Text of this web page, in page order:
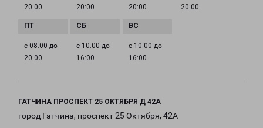
20:00
20:00
20:00
20:00
с 08:00 до
20:00
с 10:00 до
16:00
с 10:00 до
16:00
ГАТЧИНА ПРОСПЕКТ 25 ОКТЯБРЯ Д 42А
город Гатчина, проспект 25 Октября, 42А